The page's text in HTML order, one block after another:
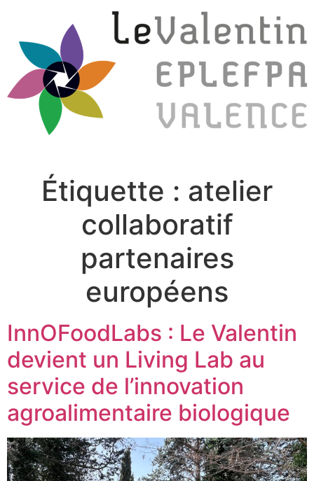
Étiquette : atelier
collaboratif
partenaires
européens
InnOFoodLabs : Le Valentin
devient un Living Lab au
service de l’innovation
agroalimentaire biologique